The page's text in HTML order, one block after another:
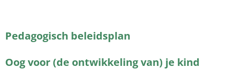
Pedagogisch beleidsplan
Oog voor (de ontwikkeling van) je kind